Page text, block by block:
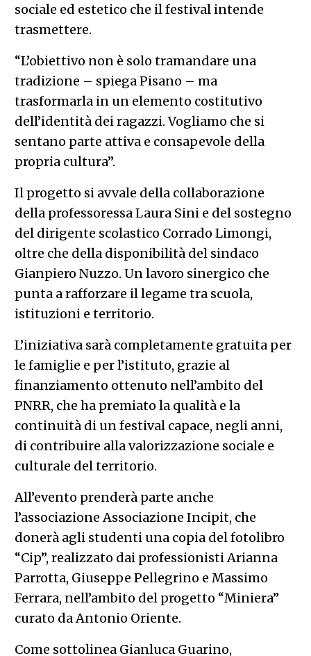
sociale ed estetico che il festival intende
trasmettere.
“L’obiettivo non è solo tramandare una
tradizione – spiega Pisano – ma
trasformarla in un elemento costitutivo
dell’identità dei ragazzi. Vogliamo che si
sentano parte attiva e consapevole della
propria cultura”.
Il progetto si avvale della collaborazione
della professoressa Laura Sini e del sostegno
del dirigente scolastico Corrado Limongi,
oltre che della disponibilità del sindaco
Gianpiero Nuzzo. Un lavoro sinergico che
punta a rafforzare il legame tra scuola,
istituzioni e territorio.
L’iniziativa sarà completamente gratuita per
le famiglie e per l’istituto, grazie al
finanziamento ottenuto nell’ambito del
PNRR, che ha premiato la qualità e la
continuità di un festival capace, negli anni,
di contribuire alla valorizzazione sociale e
culturale del territorio.
All’evento prenderà parte anche
l’associazione Associazione Incipit, che
donerà agli studenti una copia del fotolibro
“Cip”, realizzato dai professionisti Arianna
Parrotta, Giuseppe Pellegrino e Massimo
Ferrara, nell’ambito del progetto “Miniera”
curato da Antonio Oriente.
Come sottolinea Gianluca Guarino,